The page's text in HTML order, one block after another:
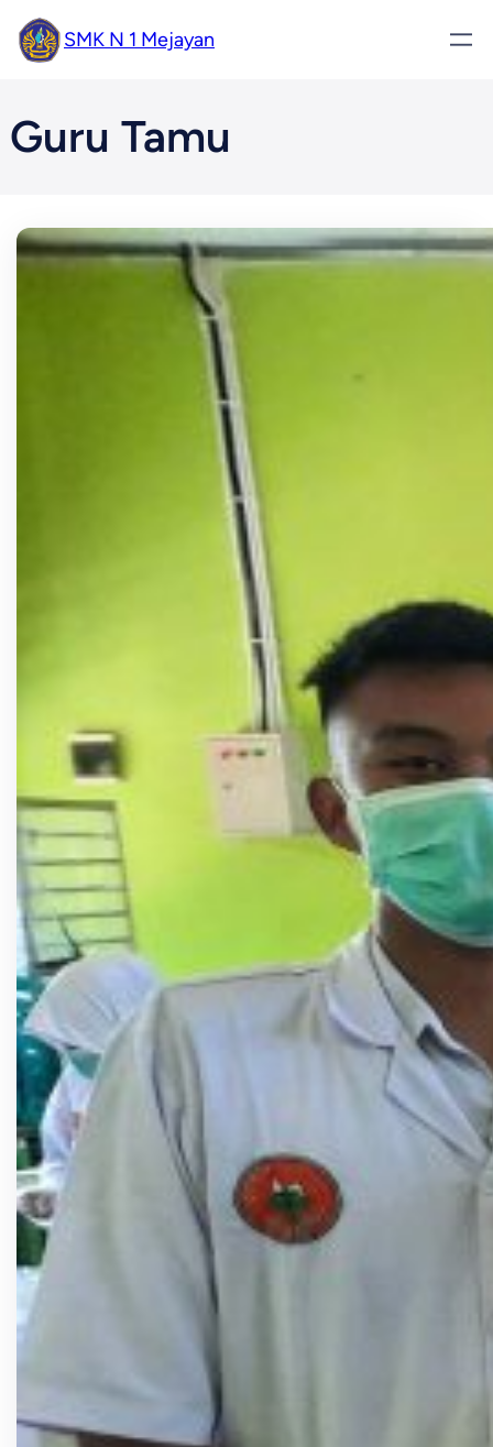
Skip
SMK N 1 Mejayan
Guru Tamu